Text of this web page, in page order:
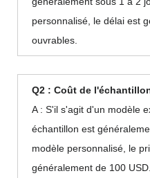
personnalisé, le délai est
ouvrables.
Q2 : Coût de
A : S'il s'agit d'un modèle
échantillon est
modèle personnalisé, le
généralement de 100 USD.